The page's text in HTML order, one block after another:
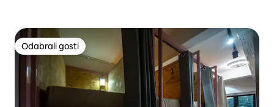
Odabrali gosti
Odabrali gosti